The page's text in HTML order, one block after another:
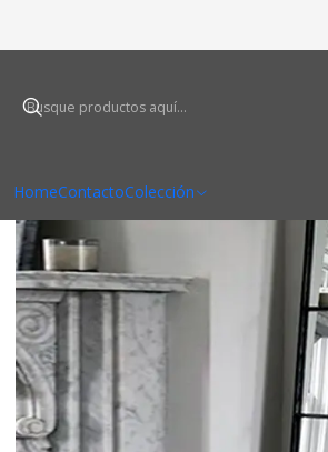
HomeContactoColección